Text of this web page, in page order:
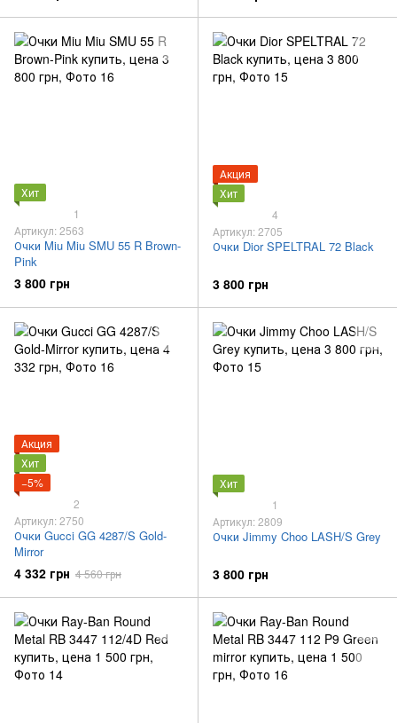
Хит
1
Артикул: 2563
Очки Miu Miu SMU 55 R Brown-
Pink
3 800 грн
Акция
Хит
4
Артикул: 2705
Очки Dior SPELTRAL 72 Black
3 800 грн
Акция
Хит
−5%
2
Артикул: 2750
Очки Gucci GG 4287/S Gold-
Mirror
4 332 грн 4 560 грн
Хит
1
Артикул: 2809
Очки Jimmy Choo LASH/S Grey
3 800 грн